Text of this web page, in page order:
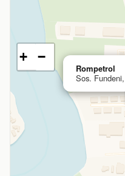
Rompetrol
Sos.
+ −